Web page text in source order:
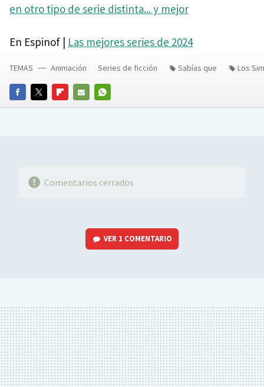
en otro tipo de serie distinta... y mejor
En Espinof | Las mejores series de 2024
FACEBOOKTWITTERFLIPBOARD
E-
WHATSAPP
TEMAS Animación Series de ficción Sabías que Los
Comentarios cerrados
VER 1 COMENTARIO